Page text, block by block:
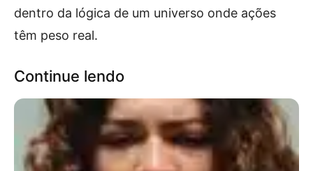
dentro da lógica de um universo onde ações
têm peso real.
Continue lendo